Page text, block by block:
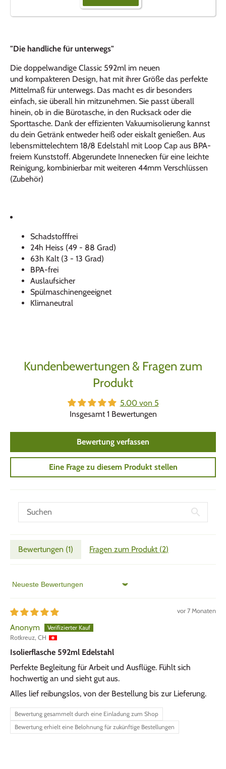
"Die handliche für unterwegs"
Die doppelwandige Classic 592ml im neuen
und kompakteren Design, hat mit ihrer Größe das perfekte
Mittelmaß für unterwegs. Das macht es dir besonders
einfach, sie überall hin mitzunehmen. Sie passt überall
hinein, ob in die Bürotasche, in den Rucksack oder die
Sporttasche. Dank der effizienten Vakuumisolierung kannst
du dein Getränk entweder heiß oder eiskalt genießen. Aus
lebensmittelechtem 18/8 Edelstahl mit Loop Cap aus BPA-
freiem Kunststoff. Abgerundete Innenecken für eine leichte
Reinigung, kombinierbar mit weiteren 44mm Verschlüssen
(Zubehör)
Schadstofffrei
24h Heiss (49 - 88 Grad)
63h Kalt (3 - 13 Grad)
BPA-frei
Auslaufsicher
Spülmaschinengeeignet
Klimaneutral
Kundenbewertungen & Fragen zum
Produkt
5.00 von 5
Insgesamt 1 Bewertungen
Bewertung verfassen
Eine Frage zu diesem Produkt stellen
Bewertungen (1) Fragen zum Produkt (2)
Sort by
vor 7 Monaten
Anonym
Rotkreuz, CH
Isolierflasche 592ml Edelstahl
Perfekte Begleitung für Arbeit und Ausflüge. Fühlt sich
hochwertig an und sieht gut aus.
Alles lief reibungslos, von der Bestellung bis zur Lieferung.
Bewertung gesammelt durch eine Einladung zum Shop
Bewertung erhielt eine Belohnung für zukünftige Bestellungen